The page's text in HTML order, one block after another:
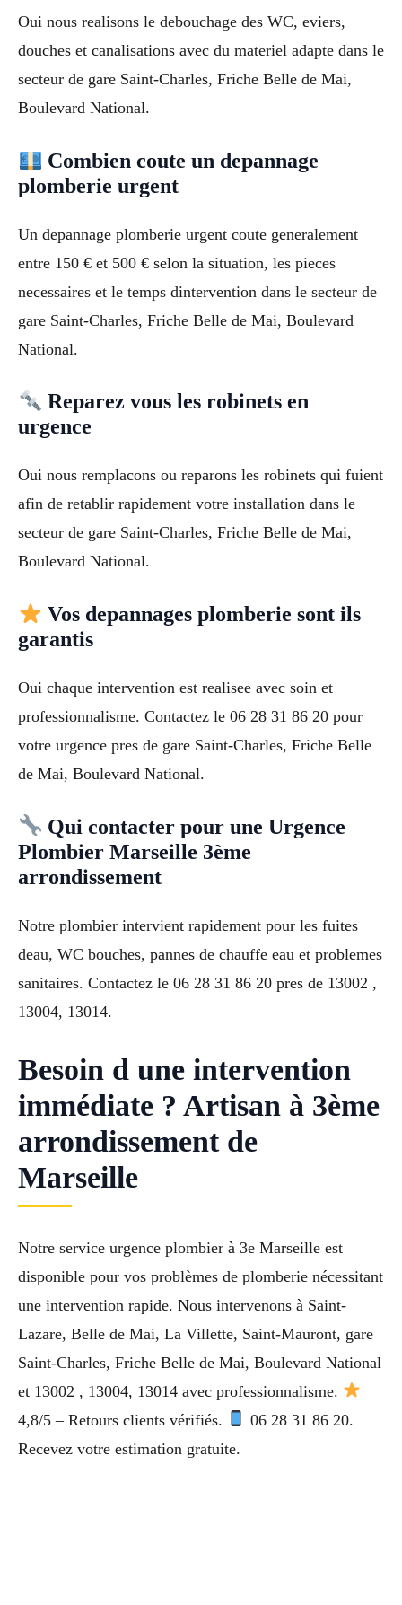
Oui nous realisons le debouchage des WC, eviers,
douches et canalisations avec du materiel adapte dans le
secteur de gare Saint-Charles, Friche Belle de Mai,
Boulevard National.
Combien coute un depannage
plomberie urgent
Un depannage plomberie urgent coute generalement
entre 150 € et 500 € selon la situation, les pieces
necessaires et le temps dintervention dans le secteur de
gare Saint-Charles, Friche Belle de Mai, Boulevard
National.
Reparez vous les robinets en
urgence
Oui nous remplacons ou reparons les robinets qui fuient
afin de retablir rapidement votre installation dans le
secteur de gare Saint-Charles, Friche Belle de Mai,
Boulevard National.
Vos depannages plomberie sont ils
garantis
Oui chaque intervention est realisee avec soin et
professionnalisme. Contactez le 06 28 31 86 20 pour
votre urgence pres de gare Saint-Charles, Friche Belle
de Mai, Boulevard National.
Qui contacter pour une Urgence
Plombier Marseille 3ème
arrondissement
Notre plombier intervient rapidement pour les fuites
deau, WC bouches, pannes de chauffe eau et problemes
sanitaires. Contactez le 06 28 31 86 20 pres de 13002 ,
13004, 13014.
Besoin d une intervention
immédiate ? Artisan à 3ème
arrondissement de
Marseille
Notre service urgence plombier à 3e Marseille est
disponible pour vos problèmes de plomberie nécessitant
une intervention rapide. Nous intervenons à Saint-
Lazare, Belle de Mai, La Villette, Saint-Mauront, gare
Saint-Charles, Friche Belle de Mai, Boulevard National
et 13002 , 13004, 13014 avec professionnalisme.
4,8/5 – Retours clients vérifiés.
06 28 31 86 20.
Recevez votre estimation gratuite.